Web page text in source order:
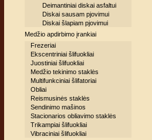
Deimantiniai diskai asfaltui
Diskai sausam pjovimui
Diskai šlapiam pjovimui
Medžio apdirbimo įrankiai
Frezeriai
Ekscentriniai šlifuokliai
Juostiniai šlifuokliai
Medžio tekinimo staklės
Multifunkciniai šlifatoriai
Obliai
Reismusinės staklės
Sendinimo mašinos
Stacionarios obliavimo staklės
Trikampiai šlifuokliai
Vibraciniai šlifuokliai